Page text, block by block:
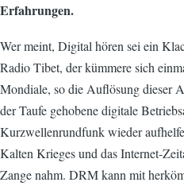
Erfahrungen.
Wer meint, Digital hören sei ein
Radio Tibet, der kümmere sich
Mondiale, so die Auflösung dieser
der Taufe gehobene digitale
Kurzwellenrundfunk wieder
Kalten Krieges und das Internet-
Zange nahm. DRM kann mit